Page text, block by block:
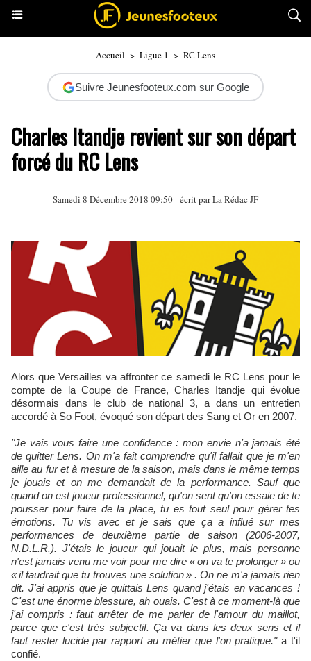
Accueil > Ligue 1 > RC Lens
Suivre Jeunesfooteux.com sur Google
Charles Itandje revient sur son départ
forcé du RC Lens
Samedi 8 Décembre 2018 09:50 - écrit par La Rédac JF
Alors que Versailles va affronter ce samedi le RC Lens pour le
compte de la Coupe de France, Charles Itandje qui évolue
désormais dans le club de national 3, a dans un entretien
accordé à So Foot, évoqué son départ des Sang et Or en 2007.
"Je vais vous faire une confidence : mon envie n'a jamais été
de quitter Lens. On m'a fait comprendre qu'il fallait que je m'en
aille au fur et à mesure de la saison, mais dans le même temps
je jouais et on me demandait de la performance. Sauf que
quand on est joueur professionnel, qu'on sent qu'on essaie de te
pousser pour faire de la place, tu es tout seul pour gérer tes
émotions. Tu vis avec et je sais que ça a influé sur mes
performances de deuxième partie de saison (2006-2007,
N.D.L.R.). J'étais le joueur qui jouait le plus, mais personne
n'est jamais venu me voir pour me dire « on va te prolonger » ou
« il faudrait que tu trouves une solution » . On ne m'a jamais rien
dit. J'ai appris que je quittais Lens quand j'étais en vacances !
C'est une énorme blessure, ah ouais. C'est à ce moment-là que
j'ai compris : faut arrêter de me parler de l'amour du maillot,
parce que c'est très subjectif. Ça va dans les deux sens et il
faut rester lucide par rapport au métier que l'on pratique."a t'il
confié.